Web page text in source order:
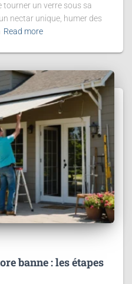
tourner un verre sous sa
nectar unique, humer des
Read more
banne : les étapes